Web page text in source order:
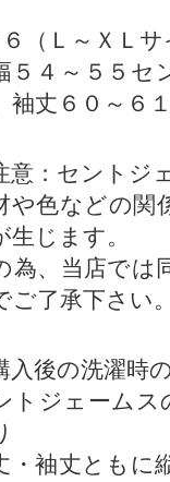
（Ｌ～ＸＬ
５４～５５セ
袖丈６０～６
意：セントジ
や色などの関
生じます。
為、当店では
ご了承下さい
入後の洗濯時
トジェームス
・袖丈ともに